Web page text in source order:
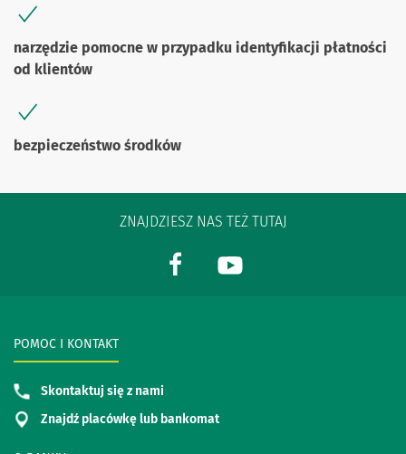
narzędzie pomocne w przypadku identyfikacji płatności
od klientów
bezpieczeństwo środków
ZNAJDZIESZ NAS TEŻ TUTAJ
POMOC I KONTAKT
Skontaktuj się z nami
Znajdź placówkę lub bankomat